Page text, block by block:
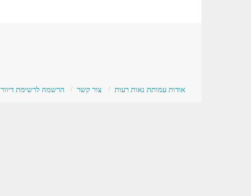
אודות עמותת נאות רעות צור קשר הרשמה לרשימת דיוור